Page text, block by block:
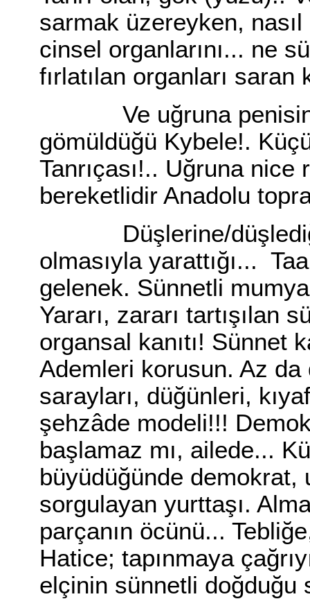
sarmak üzereyken,
cinsel organlarını... ne
fırlatılan organları
Ve uğruna penisin
gömüldüğü Kybele!.
Tanrıçası!.. Uğruna
bereketlidir Anadolu
Düşlerine/
olmasıyla yarattığı...
gelenek. Sünnetli
Yararı, zararı tartışılan
organsal kanıtı! Sünnet
Ademleri korusun. Az
sarayları, düğünleri,
şehzâde modeli!!!
başlamaz mı, ailede...
büyüdüğünde
sorgulayan yurttaşı.
parçanın öcünü...
Hatice; tapınmaya
elçinin sünnetli doğduğu